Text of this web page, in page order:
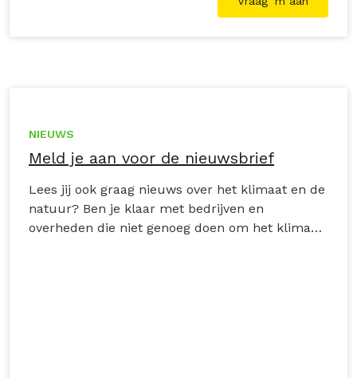
NIEUWS
Meld je aan voor de nieuwsbrief
Lees jij ook graag nieuws over het klimaat en de
natuur? Ben je klaar met bedrijven en
overheden die niet genoeg doen om het klimaat